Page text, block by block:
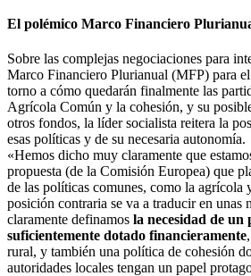
El polémico Marco Financiero
Sobre las complejas negociaciones para
Marco Financiero Plurianual (MFP) para
torno a cómo quedarán finalmente las
Agrícola Común y la cohesión, y su
otros fondos, la líder socialista reitera la
esas políticas y de su necesaria autonomía.
«Hemos dicho muy claramente que
propuesta (de la Comisión Europea) que
de las políticas comunes, como la agrícola
posición contraria se va a traducir en unas
claramente definamos la necesidad de
suficientemente dotado financieramente
rural, y también una política de cohesión
autoridades locales tengan un papel